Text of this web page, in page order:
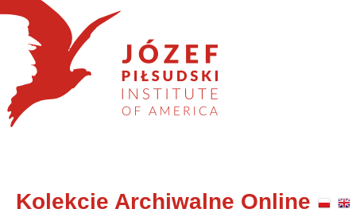
Kolekcje Archiwalne Online